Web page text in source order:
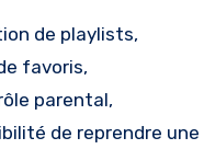
de playlists,
favoris,
parental,
de reprendre